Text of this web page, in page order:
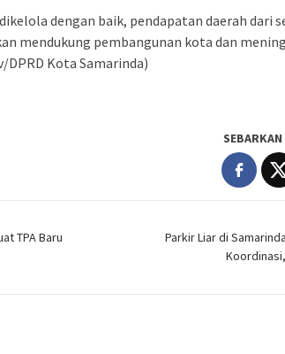
dengan baik, pendapatan daerah dari
mendukung pembangunan kota dan
DPRD Kota Samarinda)
SEBARKAN
TPA Baru
Parkir Liar di